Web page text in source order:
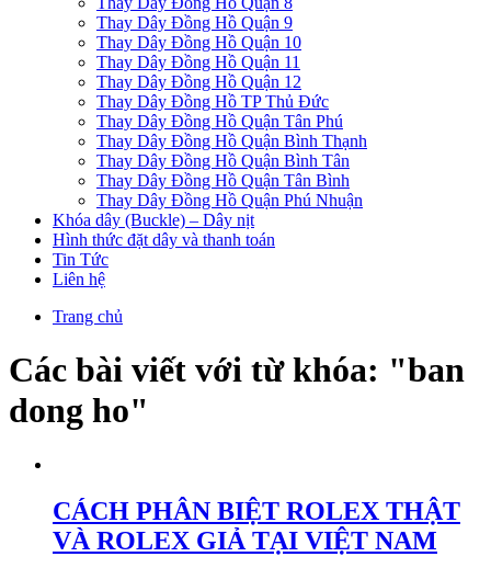
Thay Dây Đồng Hồ Quận 9
Thay Dây Đồng Hồ Quận 10
Thay Dây Đồng Hồ Quận 11
Thay Dây Đồng Hồ Quận 12
Thay Dây Đồng Hồ TP Thủ Đức
Thay Dây Đồng Hồ Quận Tân Phú
Thay Dây Đồng Hồ Quận Bình Thạnh
Thay Dây Đồng Hồ Quận Bình Tân
Thay Dây Đồng Hồ Quận Tân Bình
Thay Dây Đồng Hồ Quận Phú Nhuận
Khóa dây (Buckle) – Dây nịt
Hình thức đặt dây và thanh toán
Tin Tức
Liên hệ
Trang chủ
Các bài viết với từ khóa: "ban
dong ho"
CÁCH PHÂN BIỆT ROLEX THẬT
VÀ ROLEX GIẢ TẠI VIỆT NAM